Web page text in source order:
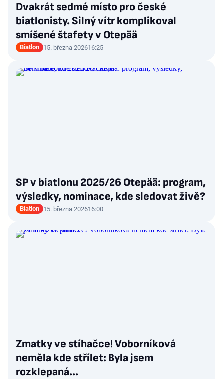
Dvakrát sedmé místo pro české
biatlonisty. Silný vítr komplikoval
smíšené štafety v Otepää
Biatlon 15. března 202616:25
SP v biatlonu 2025/26 Otepää: program,
výsledky, nominace, kde sledovat živě?
Biatlon 15. března 202616:00
Zmatky ve stíhačce! Voborníková
neměla kde střílet: Byla jsem
rozklepaná...